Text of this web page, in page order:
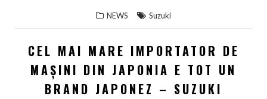
NEWS Suzuki
CEL MAI MARE IMPORTATOR DE
MAȘINI DIN JAPONIA E TOT UN
BRAND JAPONEZ – SUZUKI